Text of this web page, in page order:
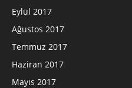
Eylül 2017
Ağustos 2017
Temmuz 2017
Haziran 2017
Mayıs 2017